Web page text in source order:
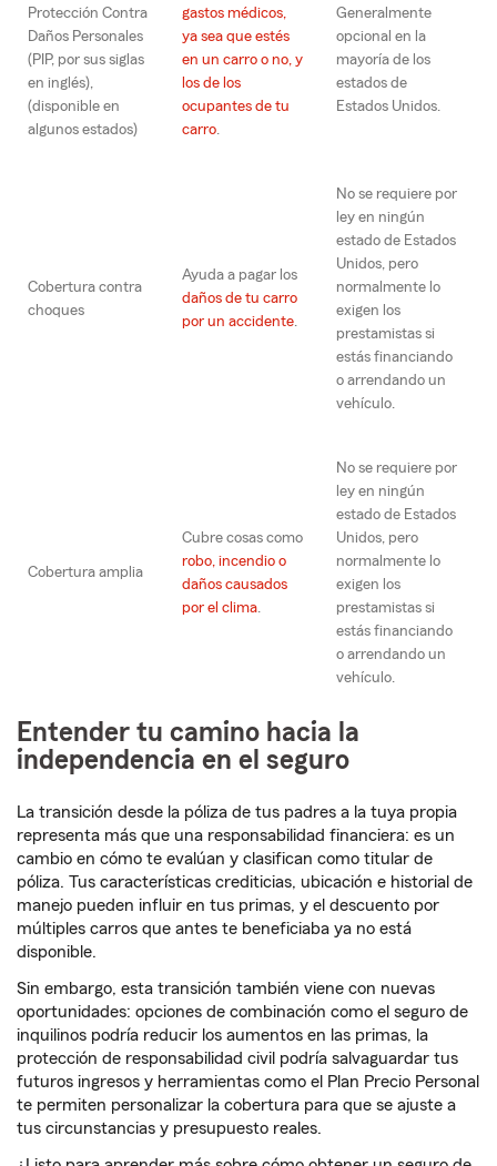
Protección Contra
Daños Personales
(PIP, por sus siglas
en inglés),
(disponible en
algunos estados)
gastos médicos,
ya sea que estés
en un carro o no, y
los de los
ocupantes de tu
carro.
Generalmente
opcional en la
mayoría de los
estados de
Estados Unidos.
Cobertura contra
choques
Ayuda a pagar los
daños de tu carro
por un accidente.
No se requiere por
ley en ningún
estado de Estados
Unidos, pero
normalmente lo
exigen los
prestamistas si
estás financiando
o arrendando un
vehículo.
Cobertura amplia
Cubre cosas como
robo, incendio o
daños causados
por el clima.
No se requiere por
ley en ningún
estado de Estados
Unidos, pero
normalmente lo
exigen los
prestamistas si
estás financiando
o arrendando un
vehículo.
Entender tu camino hacia la
independencia en el seguro
La transición desde la póliza de tus padres a la tuya propia
representa más que una responsabilidad financiera: es un
cambio en cómo te evalúan y clasifican como titular de
póliza. Tus características crediticias, ubicación e historial de
manejo pueden influir en tus primas, y el descuento por
múltiples carros que antes te beneficiaba ya no está
disponible.
Sin embargo, esta transición también viene con nuevas
oportunidades: opciones de combinación como el seguro de
inquilinos podría reducir los aumentos en las primas, la
protección de responsabilidad civil podría salvaguardar tus
futuros ingresos y herramientas como el Plan Precio Personal
te permiten personalizar la cobertura para que se ajuste a
tus circunstancias y presupuesto reales.